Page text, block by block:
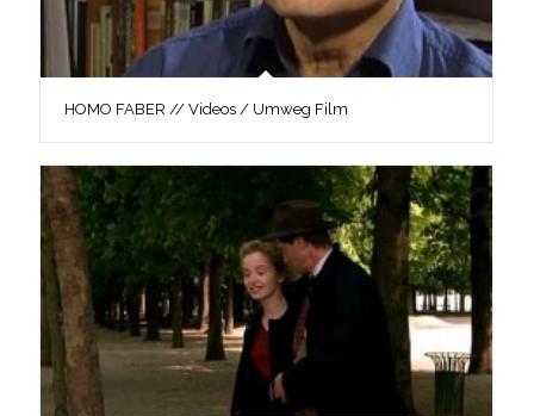
HOMO FABER // Videos / Umweg Film